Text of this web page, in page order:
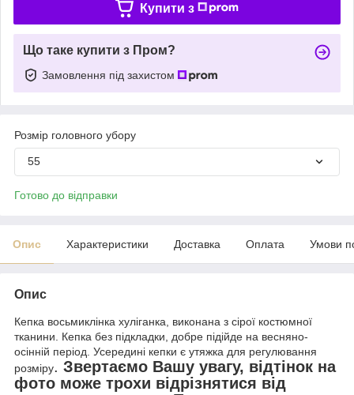
Купити з
Що таке купити з Пром?
Замовлення під захистом
Розмір головного убору
55
Готово до відправки
Опис Характеристики Доставка Оплата Умови
Опис
Кепка восьмиклінка хуліганка, виконана з сірої костюмної
тканини. Кепка без підкладки, добре підійде на весняно-
осінній період. Усередині кепки є утяжка для регулювання
розміру. Звертаємо Вашу увагу, відтінок на
фото може трохи відрізнятися від